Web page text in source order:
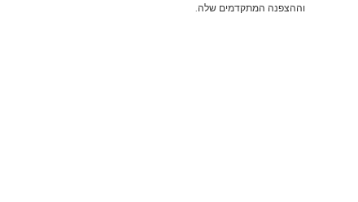
וההצפנה המתקדמים שלה.